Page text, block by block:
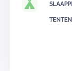
TENTEN